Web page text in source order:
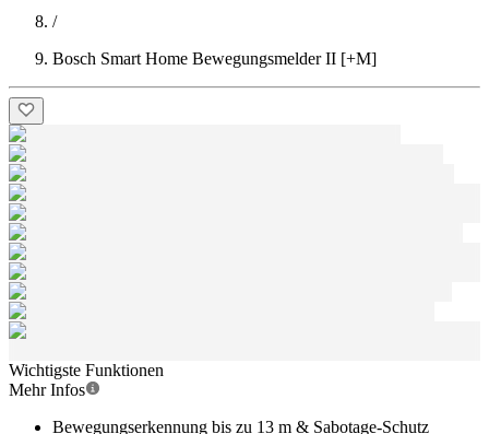
/
Bosch Smart Home Bewegungsmelder II [+M]
Wichtigste Funktionen
Mehr Infos
Bewegungserkennung bis zu 13 m & Sabotage-Schutz